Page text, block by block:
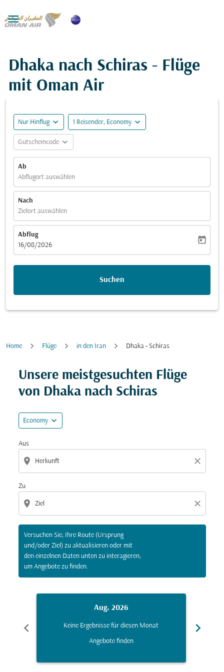

Dhaka nach Schiras - Flüge
mit Oman Air
Nur Hinflug expand_more 1 Reisender, Economy expand_more
Gutscheincode expand_more
Ab
Abflugort auswählen
Nach
Zielort auswählen
Abflug
fc-booking-departure-date-aria-label
16/08/2026
today
Suchen
Home Flüge in den Iran Dhaka - Schiras
Unsere meistgesuchten Flüge
von Dhaka nach Schiras
Economy expand_more
Aus
location_on close
Zu
location_on close
Versuchen Sie, Ihre Route (Ursprung
und/oder Ziel) zu aktualisieren oder mit
den einzelnen Daten unten zu interagieren,
um Angebote zu finden.
Versuchen Sie, Ihre Route (Ursprung und/oder Ziel)
chevron_left
Aug. 2026
Keine Ergebnisse für diesen Monat
Angebote finden
chevron_right